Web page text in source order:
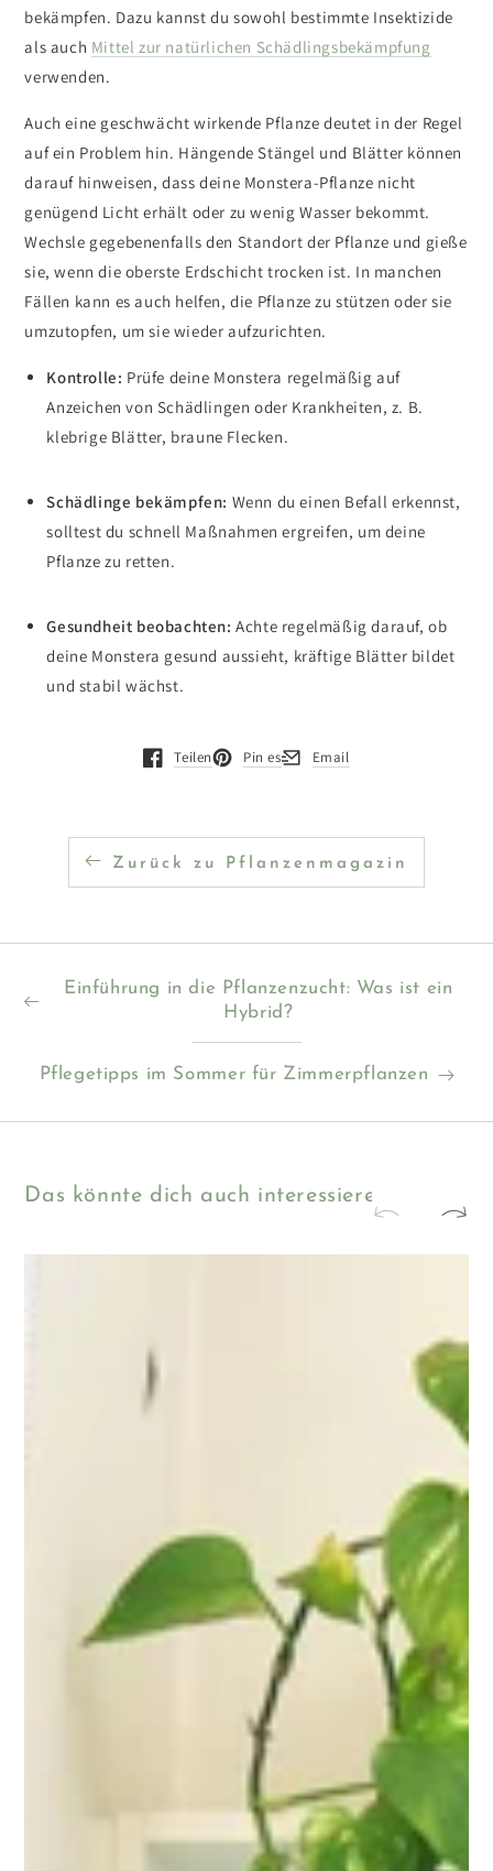
bekämpfen. Dazu kannst du sowohl bestimmte Insektizide
als auch Mittel zur natürlichen Schädlingsbekämpfung
verwenden.
Auch eine geschwächt wirkende Pflanze deutet in der Regel
auf ein Problem hin. Hängende Stängel und Blätter können
darauf hinweisen, dass deine Monstera-Pflanze nicht
genügend Licht erhält oder zu wenig Wasser bekommt.
Wechsle gegebenenfalls den Standort der Pflanze und gieße
sie, wenn die oberste Erdschicht trocken ist. In manchen
Fällen kann es auch helfen, die Pflanze zu stützen oder sie
umzutopfen, um sie wieder aufzurichten.
Kontrolle: Prüfe deine Monstera regelmäßig auf
Anzeichen von Schädlingen oder Krankheiten, z. B.
klebrige Blätter, braune Flecken.
Schädlinge bekämpfen: Wenn du einen Befall erkennst,
solltest du schnell Maßnahmen ergreifen, um deine
Pflanze zu retten.
Gesundheit beobachten: Achte regelmäßig darauf, ob
deine Monstera gesund aussieht, kräftige Blätter bildet
und stabil wächst.
Teilen
Öffnet in einem neuen Fenster.
Pin es
Öffnet in einem neuen Fenster.
Email
Öffnet in einem neuen
Zurück zu Pflanzenmagazin
Einführung in die Pflanzenzucht: Was ist ein
Hybrid?
Pflegetipps im Sommer für Zimmerpflanzen
Das könnte dich auch interessieren